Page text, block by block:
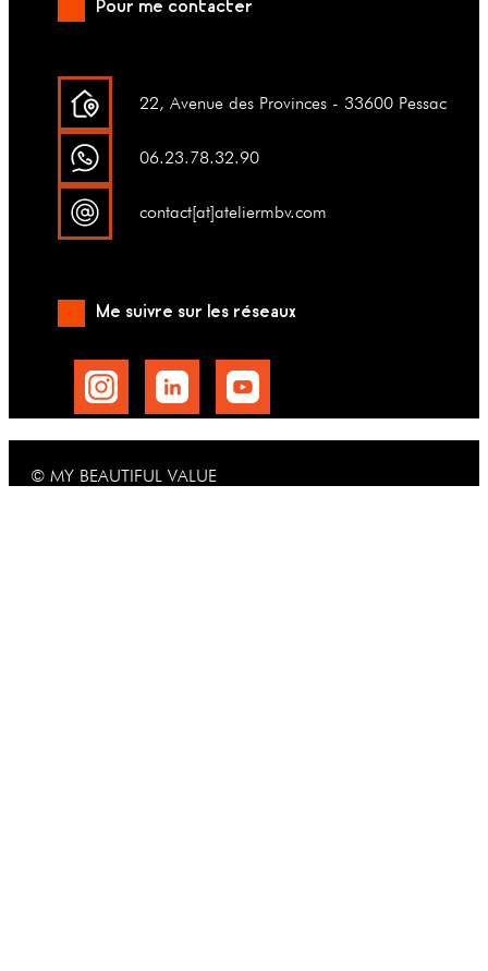
Pour me contacter
22, Avenue des Provinces - 33600 Pessac
06.23.78.32.90
contact[at]ateliermbv.com
Me suivre sur les réseaux
© MY BEAUTIFUL VALUE